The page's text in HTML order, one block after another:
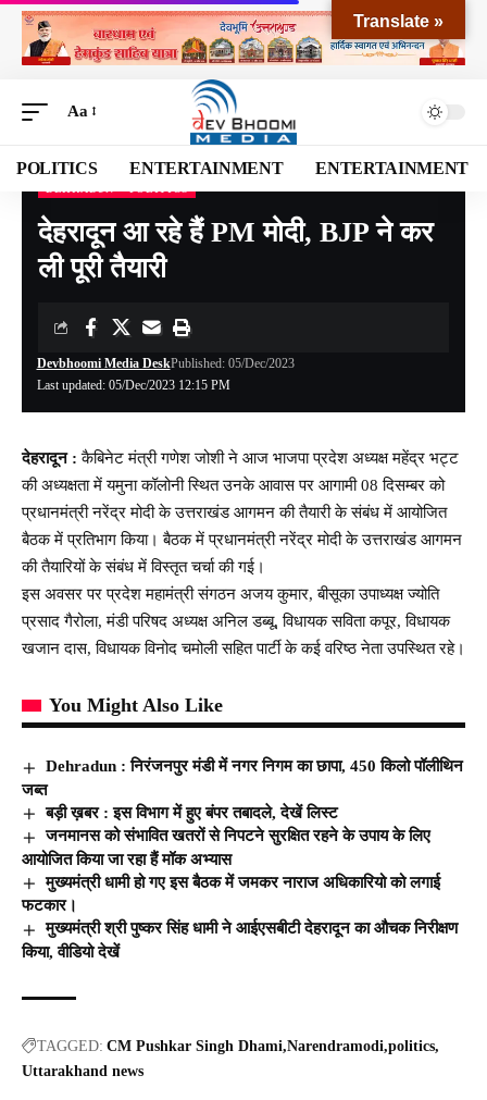
Aa
POLITICS ENTERTAINMENT ENTERTAINMENT
Devbhoomi Media>Blog> NATIONAL > UTTARAKHAND>DEHRADUN
देहरादून आ रहे हैं PM मोदी, BJP ने कर
ली पूरी तैयारी
Last updated: 05/Dec/2023 12:15 PM
Devbhoomi Media DeskPublished: 05/Dec/2023
देहरादून :कैबिनेट मंत्री गणेश जोशी ने आज भाजपा प्रदेश अध्यक्ष महेंद्र भट्ट
की अध्यक्षता में यमुना कॉलोनी स्थित उनके आवास पर आगामी 08 दिसम्बर को
प्रधानमंत्री नरेंद्र मोदी के उत्तराखंड आगमन की तैयारी के संबंध में आयोजित
बैठक में प्रतिभाग किया। बैठक में प्रधानमंत्री नरेंद्र मोदी के उत्तराखंड आगमन
की तैयारियों के संबंध में विस्तृत चर्चा की गई।
इस अवसर पर प्रदेश महामंत्री संगठन अजय कुमार, बीसूका उपाध्यक्ष ज्योति
प्रसाद गैरोला, मंडी परिषद अध्यक्ष अनिल डब्बू, विधायक सविता कपूर, विधायक
खजान दास, विधायक विनोद चमोली सहित पार्टी के कई वरिष्ठ नेता उपस्थित रहे।
You Might Also Like
Dehradun : निरंजनपुर मंडी में नगर निगम का छापा, 450 किलो पॉलीथिन
जब्त
बड़ी ख़बर : इस विभाग में हुए बंपर तबादले, देखें लिस्ट
जनमानस को संभावित खतरों से निपटने सुरक्षित रहने के उपाय के लिए
आयोजित किया जा रहा हैं मॉक अभ्यास
मुख्यमंत्री धामी हो गए इस बैठक में जमकर नाराज अधिकारियो को लगाई
फटकार।
मुख्यमंत्री श्री पुष्कर सिंह धामी ने आईएसबीटी देहरादून का औचक निरीक्षण
किया, वीडियो देखें
TAGGED: CM Pushkar Singh Dhami Narendramodi politics
Uttarakhand news
Translate »